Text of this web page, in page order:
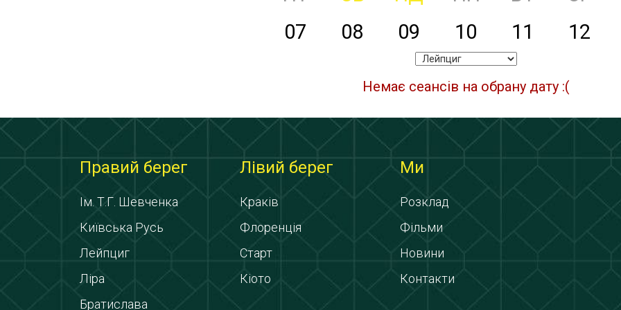
07
08 09 10 11 12
Немає сеансів на обрану дату :(
Правий берег
Ім. Т.Г. Шевченка
Київська Русь
Лейпциг
Ліра
Братислава
Лівий берег
Краків
Флоренція
Старт
Кіото
Ми
Розклад
Фільми
Новини
Контакти